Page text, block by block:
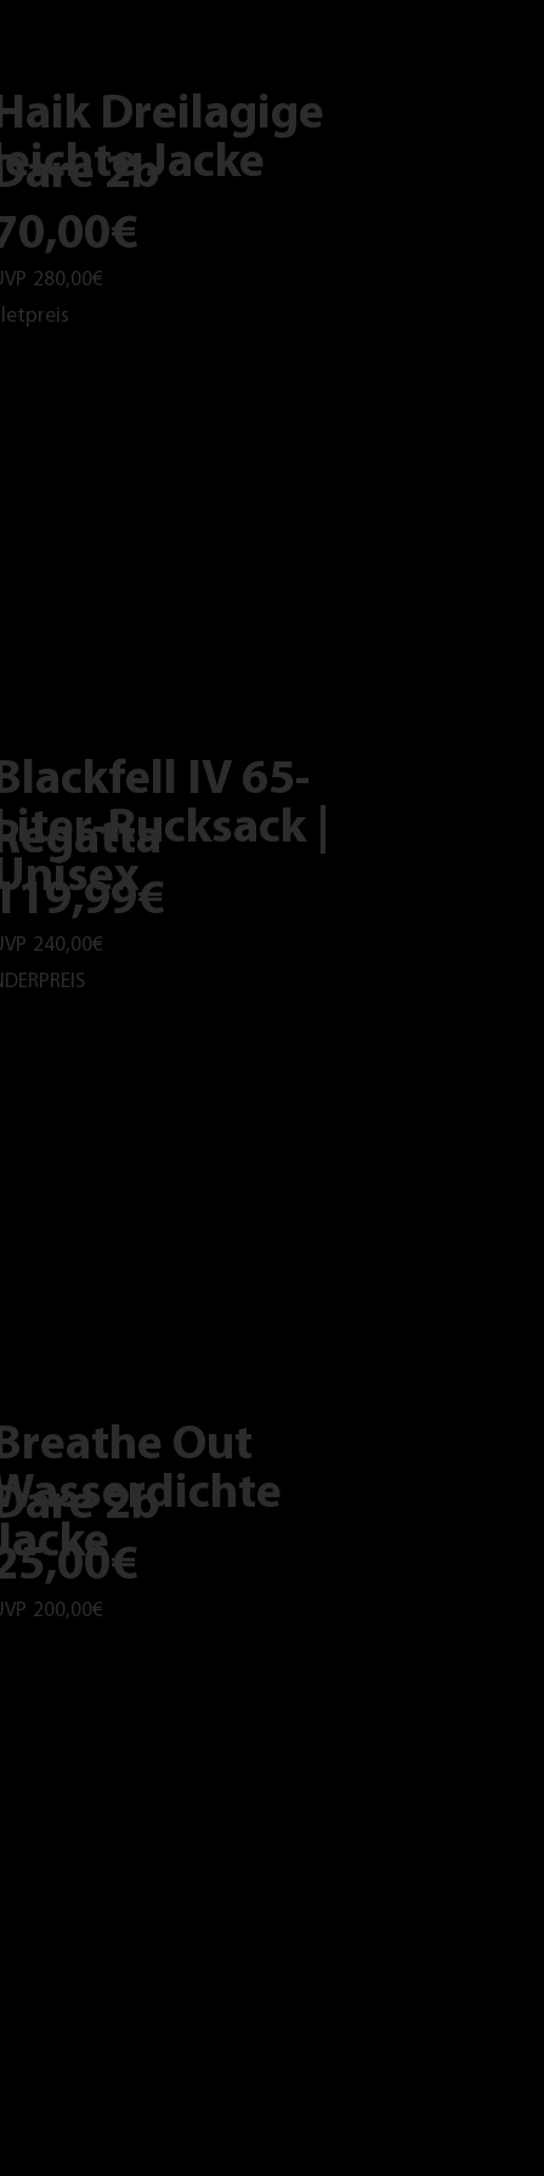
Dreilagige
Jacke
2b
280,00€
IV 65-
Liter-Rucksack |
240,00€
Out
2b
200,00€